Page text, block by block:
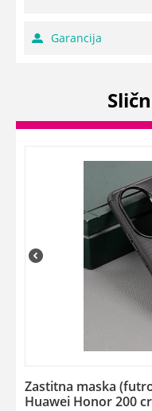
Garancija
Zastitna maska
Huawei Honor 200